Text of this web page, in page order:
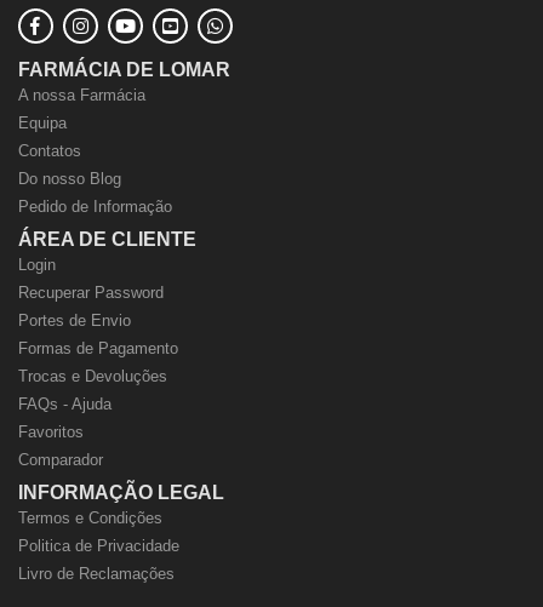
FARMÁCIA DE LOMAR
A nossa Farmácia
Equipa
Contatos
Do nosso Blog
Pedido de Informação
ÁREA DE CLIENTE
Login
Recuperar Password
Portes de Envio
Formas de Pagamento
Trocas e Devoluções
FAQs - Ajuda
Favoritos
Comparador
INFORMAÇÃO LEGAL
Termos e Condições
Politica de Privacidade
Livro de Reclamações